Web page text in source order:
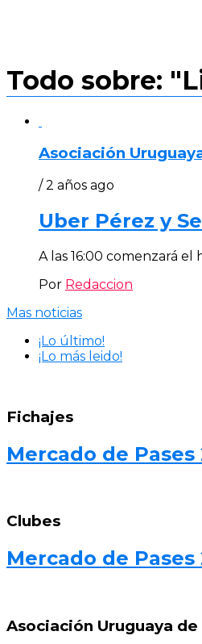
Todo sobre:
Asociación
/ 2 años ago
Uber Pérez y
A las 16:00 comenzará el
Por Redaccion
Mas noticias
¡Lo último!
¡Lo más leido!
Fichajes
Mercado de Pases
Clubes
Mercado de Pases
Asociación Uruguaya